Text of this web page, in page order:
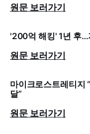
원문 보러가기
'200억 해킹' 1년 후…
원문 보러가기
마이크로스트레티지
달”
원문 보러가기